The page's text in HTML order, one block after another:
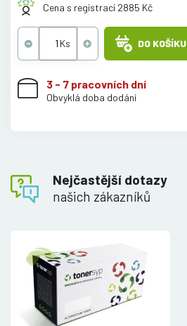
Cena s registrací 2885 Kč
DO KOŠÍKU
3 - 7 pracovních dní
Obvyklá doba dodání
Nejčastější dotazy
našich zákazníků